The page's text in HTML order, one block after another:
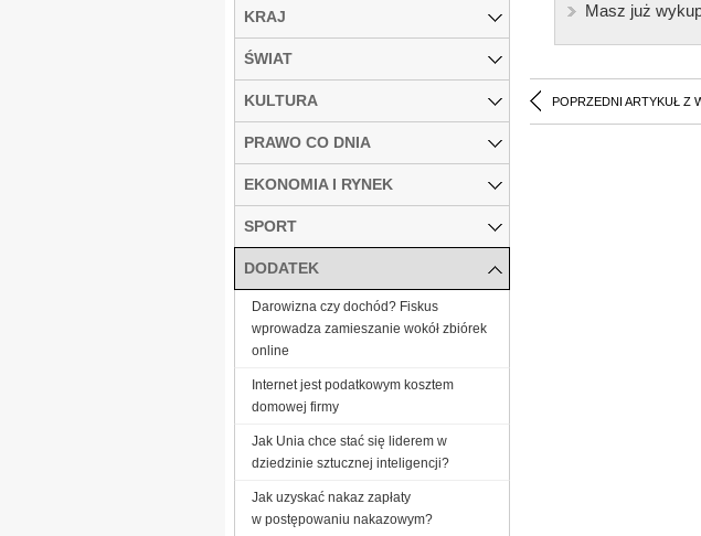
Masz już
POPRZEDNI ARTYKUŁ Z
KRAJ
ŚWIAT
KULTURA
PRAWO CO DNIA
EKONOMIA I RYNEK
SPORT
DODATEK
Darowizna czy dochód? Fiskus
wprowadza zamieszanie wokół zbiórek
online
Internet jest podatkowym kosztem
domowej firmy
Jak Unia chce stać się liderem w
dziedzinie sztucznej inteligencji?
Jak uzyskać nakaz zapłaty
w postępowaniu nakazowym?